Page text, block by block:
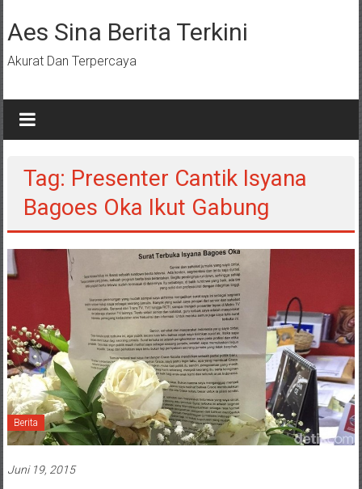
ke
konten
Aes Sina Berita Terkini
Akurat Dan Terpercaya
Tag: Presenter Cantik Isyana
Bagoes Oka Ikut Gabung
Berita
Juni 19, 2015